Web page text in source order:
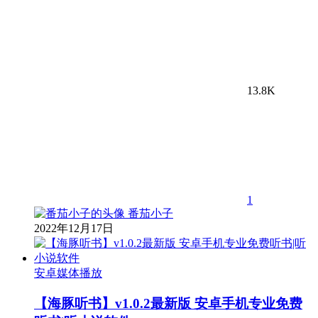
13.8K
1
番茄小子
2022年12月17日
安卓媒体播放
【海豚听书】v1.0.2最新版 安卓手机专业免费